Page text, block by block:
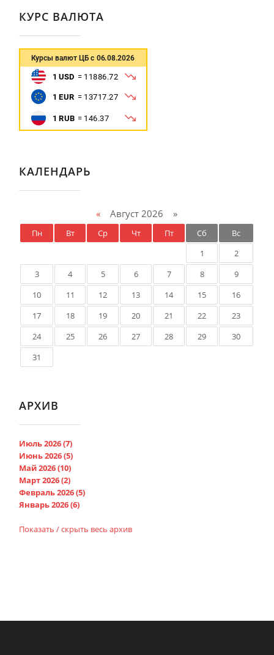
КУРС ВАЛЮТА
КАЛЕНДАРЬ
« Август 2026 »
Пн Вт Ср Чт Пт Сб
Вс
1
2
3
4 5 6 7 8
9
10
11 12 13 14 15
16
17
18 19 20 21 22
23
24
25 26 27 28 29
30
31
АРХИВ
Июль 2026 (7)
Июнь 2026 (5)
Май 2026 (10)
Март 2026 (2)
Февраль 2026 (5)
Январь 2026 (6)
Показать / скрыть весь архив